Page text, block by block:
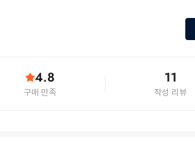
4.8
구매 만족
11
작성 리뷰